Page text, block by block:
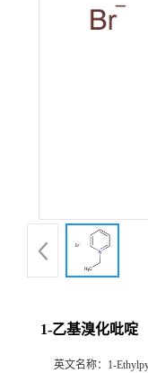
1-乙基溴化吡啶
英文名称： 1-